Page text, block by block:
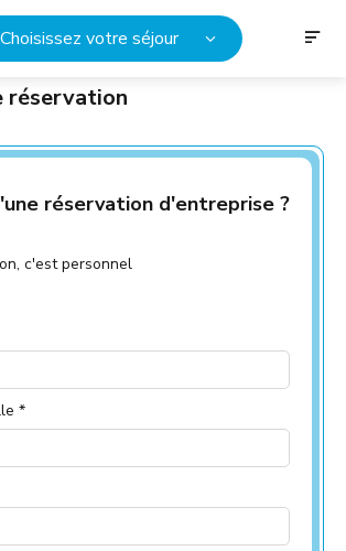
Choisissez votre séjour
réservation
réservation d'entreprise ?
c'est personnel
*